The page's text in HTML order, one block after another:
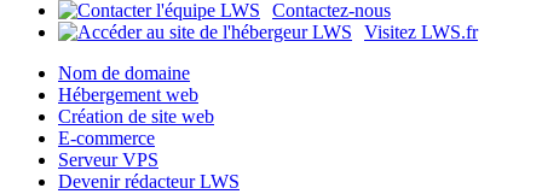
Contactez-nous
Visitez LWS.fr
Nom de domaine
Hébergement web
Création de site web
E-commerce
Serveur VPS
Devenir rédacteur LWS